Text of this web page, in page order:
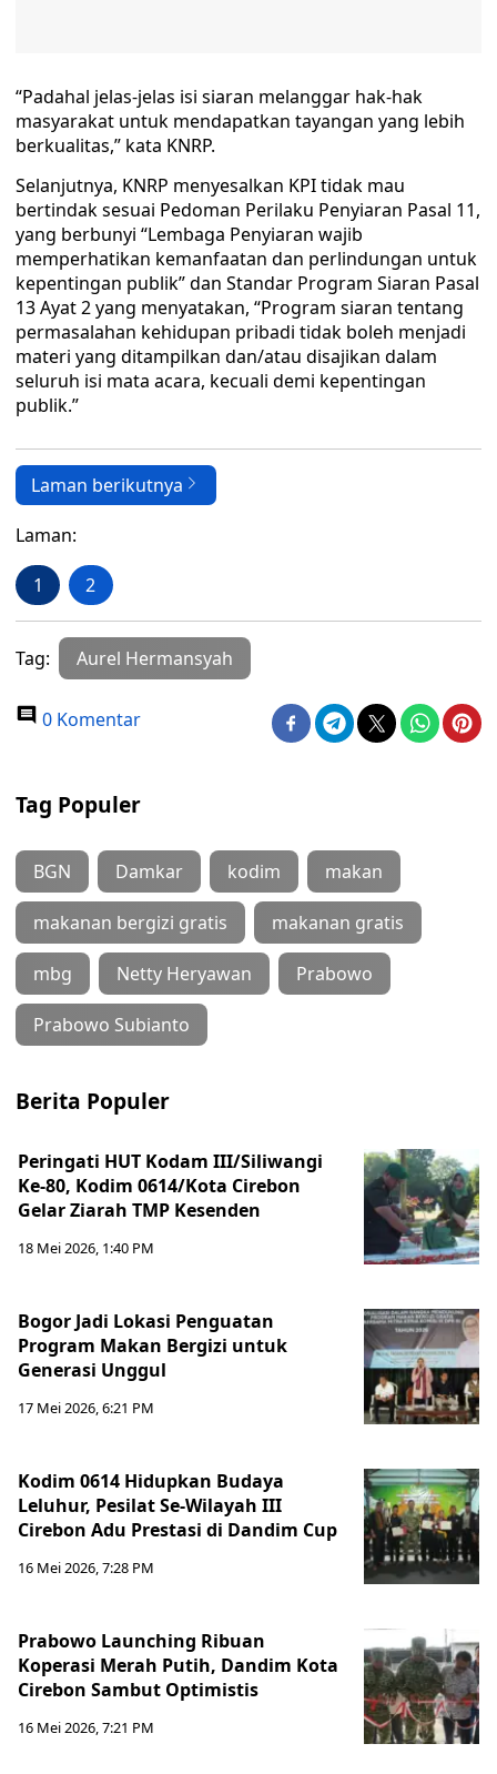
“Padahal jelas-jelas isi siaran melanggar hak-hak
masyarakat untuk mendapatkan tayangan yang lebih
berkualitas,” kata KNRP.
Selanjutnya, KNRP menyesalkan KPI tidak mau
bertindak sesuai Pedoman Perilaku Penyiaran Pasal 11,
yang berbunyi “Lembaga Penyiaran wajib
memperhatikan kemanfaatan dan perlindungan untuk
kepentingan publik” dan Standar Program Siaran Pasal
13 Ayat 2 yang menyatakan, “Program siaran tentang
permasalahan kehidupan pribadi tidak boleh menjadi
materi yang ditampilkan dan/atau disajikan dalam
seluruh isi mata acara, kecuali demi kepentingan
publik.”
Laman berikutnya
Laman:
1 2
Tag: Aurel Hermansyah
0 Komentar
Tag Populer
BGN Damkar kodim makan
makanan bergizi gratis makanan gratis
mbg Netty Heryawan Prabowo
Prabowo Subianto
Berita Populer
Peringati HUT Kodam III/Siliwangi
Ke-80, Kodim 0614/Kota Cirebon
Gelar Ziarah TMP Kesenden
18 Mei 2026, 1:40 PM
Bogor Jadi Lokasi Penguatan
Program Makan Bergizi untuk
Generasi Unggul
17 Mei 2026, 6:21 PM
Kodim 0614 Hidupkan Budaya
Leluhur, Pesilat Se-Wilayah III
Cirebon Adu Prestasi di Dandim Cup
16 Mei 2026, 7:28 PM
Prabowo Launching Ribuan
Koperasi Merah Putih, Dandim Kota
Cirebon Sambut Optimistis
16 Mei 2026, 7:21 PM